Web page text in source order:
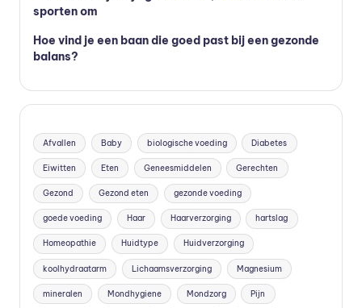
sporten om
Hoe vind je een baan die goed past bij een gezonde
balans?
Afvallen Baby biologische voeding Diabetes
Eiwitten Eten Geneesmiddelen Gerechten
Gezond Gezond eten gezonde voeding
goede voeding Haar Haarverzorging hartslag
Homeopathie Huidtype Huidverzorging
koolhydraatarm Lichaamsverzorging Magnesium
mineralen Mondhygiene Mondzorg Pijn